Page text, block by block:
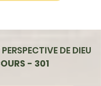
DE DIEU
- 301